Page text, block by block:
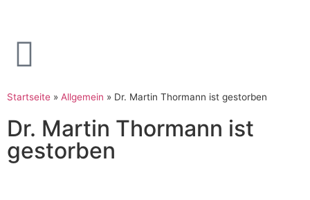
Startseite » Allgemein » Dr. Martin Thormann ist gestorben
Dr. Martin Thormann ist
gestorben